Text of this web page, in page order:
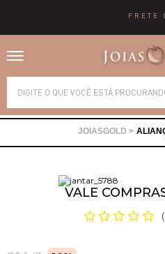
VALE
(
Alianças
Brincos